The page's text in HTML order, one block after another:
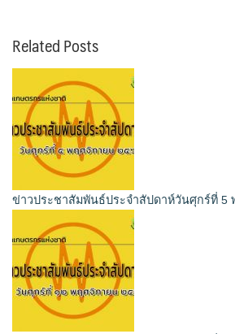
Related Posts
ข่าวประชาสัมพันธ์ประจำสัปดาห์วันศุกร์ที่ 5